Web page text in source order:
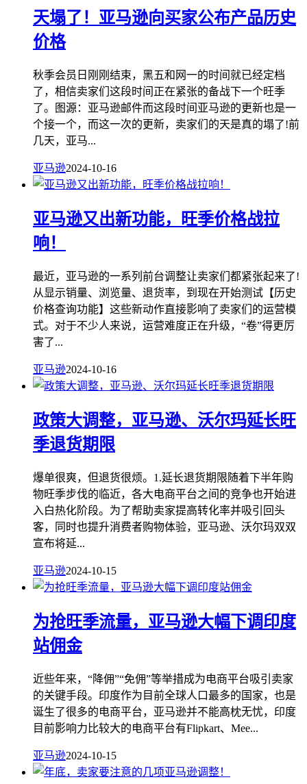
天塌了！亚马逊向买家公布产品历史
价格
秋季会员日刚刚结束，黑五和网一的时间就已经定档
了，相信卖家们这段时间正在紧张的备战下一个旺季
了。图源：亚马逊邮件而这段时间亚马逊的更新也是一
个接一个，而这一次的更新，卖家们的天是真的塌了!前
几天，亚马...
亚马逊2024-10-16
亚马逊又出新功能，旺季价格战拉
响！
最近，亚马逊的一系列前台调整让卖家们都紧张起来了!
从显示销量、浏览量、退货率，到现在开始测试【历史
价格查询功能】这些新动作直接影响了卖家们的运营模
式。对于不少人来说，运营难度正在升级，“卷”得更厉
害了...
亚马逊2024-10-16
政策大调整，亚马逊、沃尔玛延长旺
季退货期限
爆单很爽，但退货很烦。1.延长退货期限随着下半年购
物旺季步伐的临近，各大电商平台之间的竞争也开始进
入白热化阶段。为了帮助卖家提高转化率并吸引回头
客，同时也提升消费者购物体验，亚马逊、沃尔玛双双
宣布将延...
亚马逊2024-10-15
为抢旺季流量，亚马逊大幅下调印度
站佣金
近些年来，“降佣”“免佣”等举措成为电商平台吸引卖家
的关键手段。印度作为目前全球人口最多的国家，也是
诞生了很多的电商平台，亚马逊并不能高枕无忧，印度
目前影响力比较大的电商平台有Flipkart、Mee...
亚马逊2024-10-15